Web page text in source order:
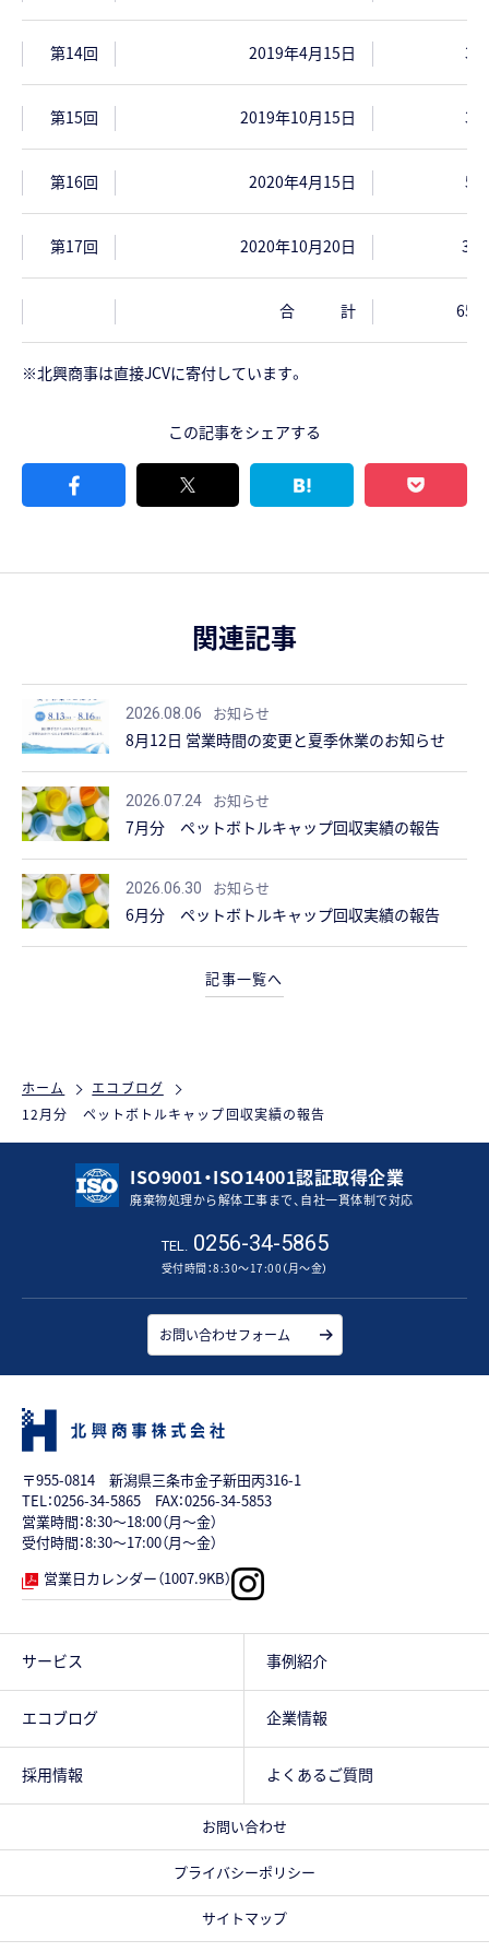
第14回 2019年4月15日
第15回 2019年10月15日
第16回 2020年4月15日
第17回 2020年10月20日
合 計
※北興商事は直接JCVに寄付しています。
この記事をシェアする
関連記事
2026.08.06 お知らせ
8月12日 営業時間の変更と夏季休業のお知らせ
2026.07.24 お知らせ
7月分 ペットボトルキャップ回収実績の報告
2026.06.30 お知らせ
6月分 ペットボトルキャップ回収実績の報告
記事一覧へ
ホーム
エコブログ
12月分 ペットボトルキャップ回収実績の報告
ISO9001・ISO14001認証取得企業
廃棄物処理から解体工事まで、自社一貫体制で対応
TEL. 0256-34-5865
受付時間：8:30～17:00（月～金）
お問い合わせフォーム
〒955-0814 新潟県三条市金子新田丙316-1
TEL：0256-34-5865 FAX：0256-34-5853
営業時間：8:30～18:00（月～金）
受付時間：8:30～17:00（月～金）
営業日カレンダー（1007.9KB）
サービス 事例紹介
エコブログ 企業情報
採用情報 よくあるご質問
お問い合わせ
プライバシーポリシー
サイトマップ